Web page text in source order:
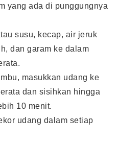
yang ada di punggungnya
susu, kecap, air jeruk
dan garam ke dalam
masukkan udang ke
dan sisihkan hingga
10 menit.
udang dalam setiap